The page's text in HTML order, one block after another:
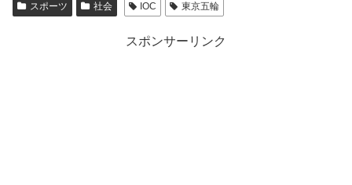
スポーツ 社会 IOC 東京五輪
スポンサーリンク